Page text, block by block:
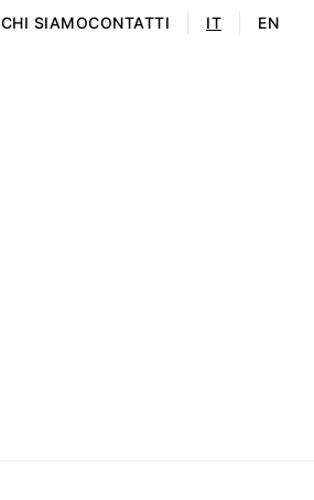
CHI SIAMOCONTATTI IT EN